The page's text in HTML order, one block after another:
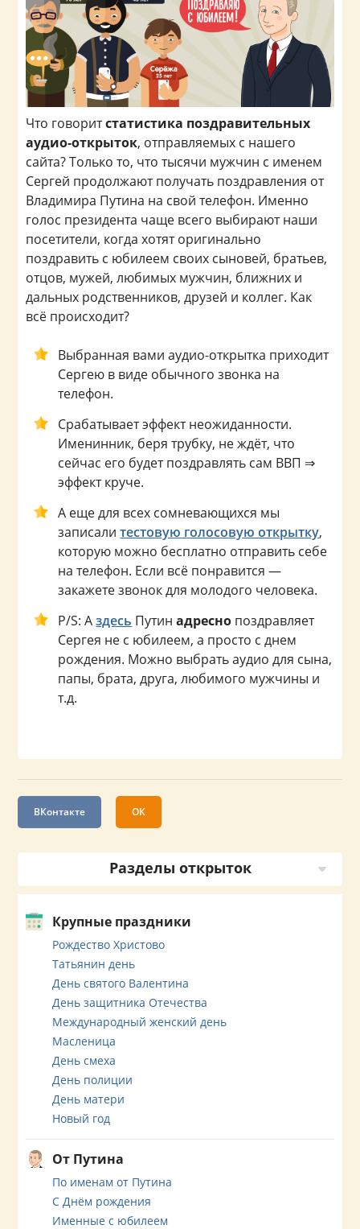
Что говоритстатистика поздравительных
аудио-открыток, отправляемых с нашего
сайта? Только то, что тысячи мужчин с именем
Сергей продолжают получать поздравления от
Владимира Путина на свой телефон. Именно
голос президента чаще всего выбирают наши
посетители, когда хотят оригинально
поздравить с юбилеем своих сыновей, братьев,
отцов, мужей, любимых мужчин, ближних и
дальных родственников, друзей и коллег. Как
всё происходит?
Выбранная вами аудио-открытка приходит
Сергею в виде обычного звонка на
телефон.
Срабатывает эффект неожиданности.
Именинник, беря трубку, не ждёт, что
сейчас его будет поздравлять сам ВВП ⇒
эффект круче.
А еще для всех сомневающихся мы
записалитестовую голосовую открытку,
которую можно бесплатно отправить себе
на телефон. Если всё понравится —
закажете звонок для молодого человека.
P/S: Аздесь Путинадресно поздравляет
Сергея не с юбилеем, а просто с днем
рождения. Можно выбрать аудио для сына,
папы, брата, друга, любимого мужчины и
т.д.
ВКонтакте ОК
Разделы открыток
Крупные праздники
Рождество Христово
Татьянин день
День святого Валентина
День защитника Отечества
Международный женский день
Масленица
День смеха
День полиции
День матери
Новый год
От Путина
По именам от Путина
С Днём рождения
Именные с юбилеем